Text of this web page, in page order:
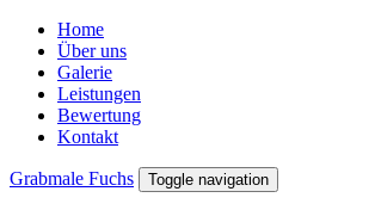
Home
Über uns
Galerie
Leistungen
Bewertung
Kontakt
Grabmale Fuchs Toggle navigation